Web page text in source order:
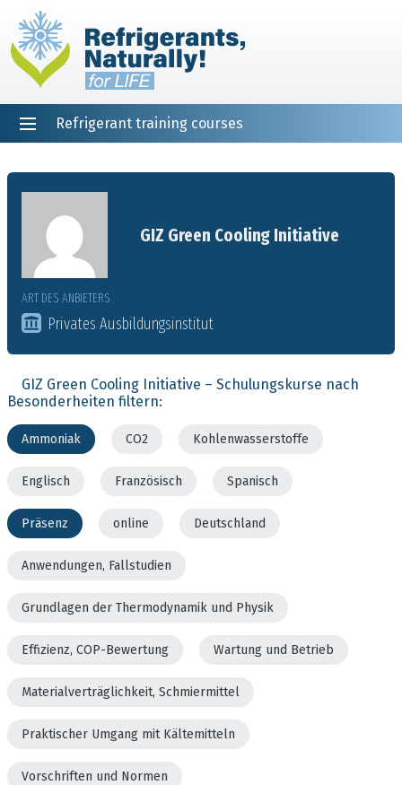
Refrigerant training courses
GIZ Green Cooling Initiative
ART DES ANBIETERS
Privates Ausbildungsinstitut
GIZ Green Cooling Initiative – Schulungskurse nach
Besonderheiten filtern:
Ammoniak CO2 Kohlenwasserstoffe
Englisch Französisch Spanisch
Präsenz online Deutschland
Anwendungen, Fallstudien
Grundlagen der Thermodynamik und Physik
Effizienz, COP-Bewertung Wartung und Betrieb
Materialverträglichkeit, Schmiermittel
Praktischer Umgang mit Kältemitteln
Vorschriften und Normen